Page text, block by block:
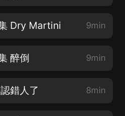
Dry Martini 9min
醉倒 9min
錯人了 8min